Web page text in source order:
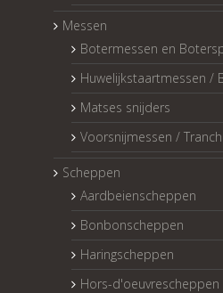
Messen
Botermessen en
Huwelijkstaartmessen /
Matses snijders
Voorsnijmessen /
Scheppen
Aardbeienscheppen
Bonbonscheppen
Haringscheppen
Hors-d'oeuvrescheppen